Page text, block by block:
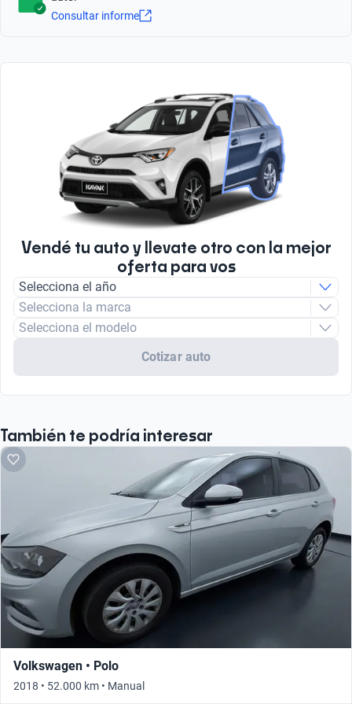
1450
Tipo de Combustible
Hatchback
Tipo de Carrocería
Tipo de Rin
6
Consultar informe
Vendé tu auto y llevate otro con la mejor
oferta para vos
Selecciona el año
Selecciona la marca
Selecciona el modelo
Cotizar auto
También te podría interesar
Volkswagen • Polo
2018 • 52.000 km • Manual